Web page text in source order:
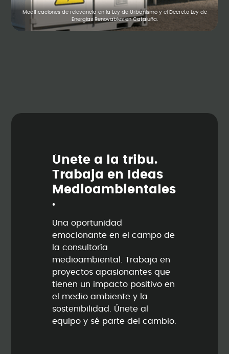
Modificaciones de relevancia en la Ley de Urbanismo y el Decreto Ley de
Energías Renovables en Cataluña.
Únete a la tribu.
Trabaja en Ideas
Medioambienta les
.
Una oportunidad
emocionante en el campo de
la consultoría
medioambiental. Trabaja en
proyectos apasionantes que
tienen un impacto positivo en
el medio ambiente y la
sostenibilidad. Únete al
equipo y sé parte del cambio.